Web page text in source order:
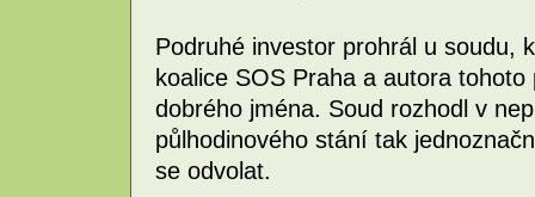
Podruhé investor prohrál u soudu,
koalice SOS Praha a autora
dobrého jména. Soud rozhodl v
půlhodinového stání tak
se odvolat.